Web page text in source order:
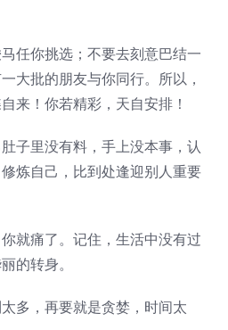
任你挑选；不要去刻意巴结一
大批的朋友与你同行。所以，
来！你若精彩，天自安排！
子里没有料，手上没本事，认
炼自己，比到处逢迎别人重要
就痛了。记住，生活中没有过
的转身。
多，再要就是贪婪，时间太